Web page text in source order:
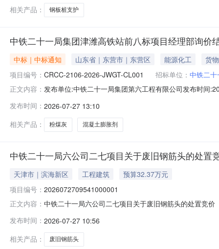
相关产品：
钢板桩支护
中铁二十一局集团津潍高铁站前八标项目经理部询价
中标｜中标通知 山东省｜东营市｜东营区 能源化工
货物
项目编号： CRCC-2106-2026-JWGT-CL001 招标单位： 中铁二
正文内容： 发布单位:中铁二十一局集团第六工程有限公司发布时间
CRCC-2106-2026-JWGT-CL001），现将询价结果公示
发布时间： 2026-07-27 13:10
相关产品：
粉煤灰 混凝土膨胀剂
中铁二十一局六公司二七项目关于废旧钢筋头的处置
天津市｜滨海新区 工程建筑
预算32.37万元
项目编号： 2026072709541000001
正文内容： 中铁二十一局六公司二七项目关于废旧钢筋头的处置竞
务费:无服务费处置/计价方式:按重量计价报价税率:报价
发布时间： 2026-07-27 10:56
相关产品：
废旧钢筋头